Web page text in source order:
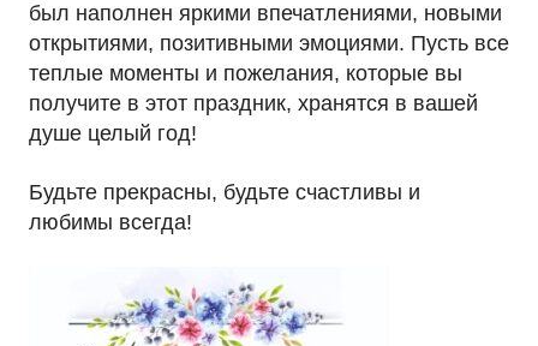
был наполнен яркими впечатлениями, новыми
открытиями, позитивными эмоциями. Пусть все
теплые моменты и пожелания, которые вы
получите в этот праздник, хранятся в вашей
душе целый год!
Будьте прекрасны, будьте счастливы и
любимы всегда!